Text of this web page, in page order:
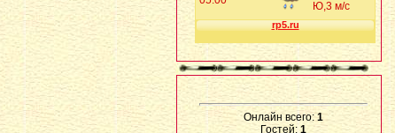
Онлайн всего:1
Гостей: 1